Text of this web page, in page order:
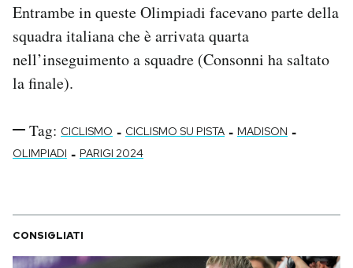
Entrambe in queste Olimpiadi facevano parte della
squadra italiana che è arrivata quarta
nell’inseguimento a squadre (Consonni ha saltato
la finale).
Tag: CICLISMO - CICLISMO SU PISTA - MADISON -
OLIMPIADI - PARIGI 2024
CONSIGLIATI